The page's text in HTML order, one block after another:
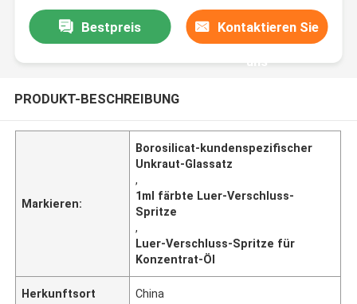
Bestpreis Kontaktieren Sie
uns
PRODUKT-BESCHREIBUNG
Markieren:
Borosilicat-kundenspezifischer
Unkraut-Glassatz
,
1ml färbte Luer-Verschluss-
Spritze
,
Luer-Verschluss-Spritze für
Konzentrat-Öl
Herkunftsort China